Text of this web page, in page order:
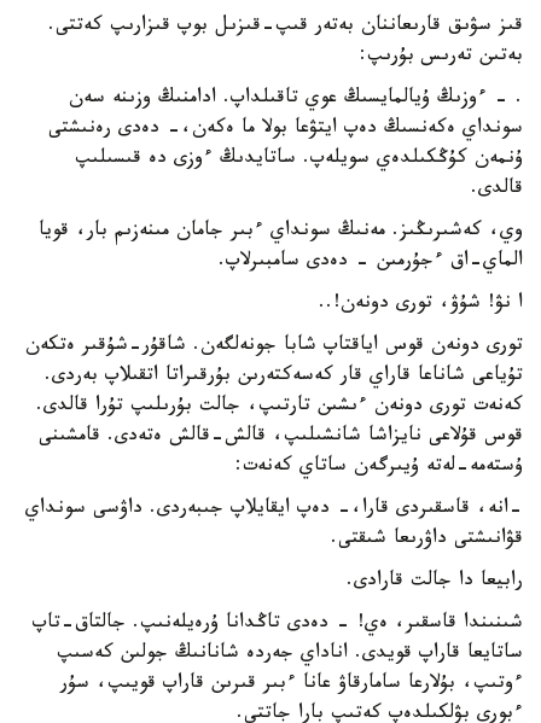
قىز سۋىق قارىعاننان بەتەر قىپ-قىزىل بوپ قىزارىپ كەتتى.
بەتىن تەرىس بۇرىپ:
. - ءوزىڭ ۇيالمايسىڭ عوي تاقىلداپ. ادامنىڭ وزىنە سەن
سونداي ەكەنسىڭ دەپ ايتۋعا بولا ما ەكەن،- دەدى رەنىشتى
ۇنمەن كۇڭكىلدەي سويلەپ. ساتايدىڭ ءوزى دە قىسىلىپ
قالدى.
وي، كەشىرىڭىز. مەنىڭ سونداي ءبىر جامان مىنەزىم بار، قويا
الماي-اق ءجۇرمىن - دەدى سامبىرلاپ.
ا نۋ! شۇۋ، تورى دونەن!..
تورى دونەن قوس اياقتاپ شابا جونەلگەن. شاقۇر-شۇقىر ەتكەن
تۇياعى شاناعا قاراي قار كەسەكتەرىن بۇرقىراتا اتقىلاپ بەردى.
كەنەت تورى دونەن ءىشىن تارتىپ، جالت بۇرىلىپ تۇرا قالدى.
قوس قۇلاعى نايزاشا شانشىلىپ، قالش-قالش ەتەدى. قامشىنى
ۇستەمە-لەتە ۇيىرگەن ساتاي كەنەت:
-انە، قاسقىردى قارا،- دەپ ايقايلاپ جىبەردى. داۋسى سونداي
قۋانىشتى داۋرىعا شىقتى.
رابيعا دا جالت قارادى.
شىنىندا قاسقىر، ەي! - دەدى تاڭدانا ۇرەيلەنىپ. جالتاق-تاپ
ساتايعا قاراپ قويدى. اناداي جەردە شانانىڭ جولىن كەسىپ
ءوتىپ، بۇلارعا سامارقاۋ عانا ءبىر قىرىن قاراپ قويىپ، سۇر
ءبورى بۋلكىلدەپ كەتىپ بارا جاتتى.